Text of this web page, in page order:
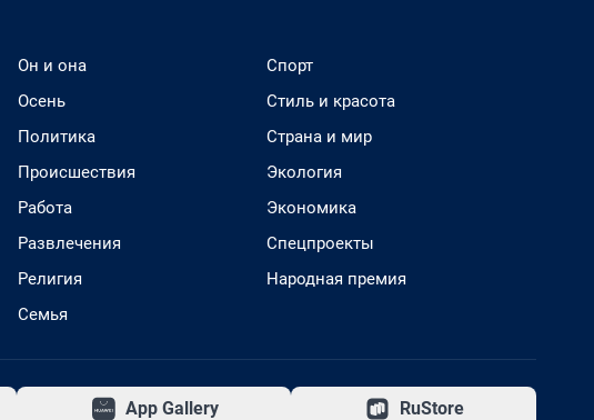
Он и она
Осень
Политика
Происшествия
Работа
Развлечения
Религия
Семья
Спорт
Стиль и красота
Страна и мир
Экология
Экономика
Спецпроекты
Народная премия
App Gallery RuStore